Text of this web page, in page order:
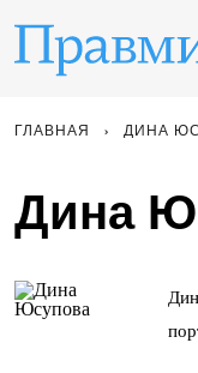
ГЛАВНАЯ ДИНА
Дина